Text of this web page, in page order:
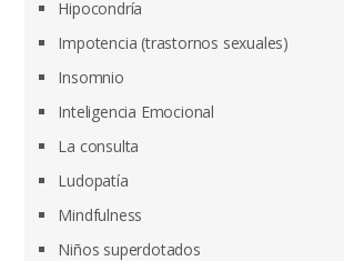
Hipocondría
Impotencia (trastornos sexuales)
Insomnio
Inteligencia Emocional
La consulta
Ludopatía
Mindfulness
Niños superdotados